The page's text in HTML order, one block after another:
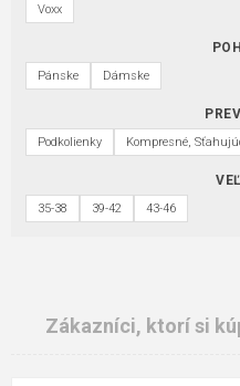
Voxx
Pánske Dámske
Podkolienky Kompresné,
35-38 39-42 43-46
Zákazníci, ktorí si